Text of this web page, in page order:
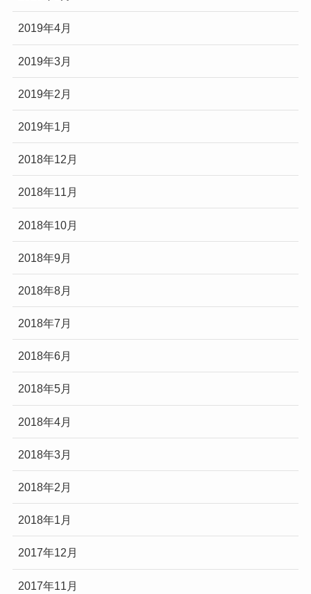
2019年4月
2019年3月
2019年2月
2019年1月
2018年12月
2018年11月
2018年10月
2018年9月
2018年8月
2018年7月
2018年6月
2018年5月
2018年4月
2018年3月
2018年2月
2018年1月
2017年12月
2017年11月